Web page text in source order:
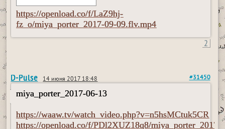
https://openload.co/f/LaZ9hj-
fz_o/miya_porter_2017-09-09.flv.mp4
2
D-Pulse 14 июня 2017 18:48 #31450
miya_porter_2017-06-13
https://waaw.tv/watch_video.php?v=n5hsMCtuk5CR
https://openload.co/f/PDl2XUZ18q8/miya_porter_2017-